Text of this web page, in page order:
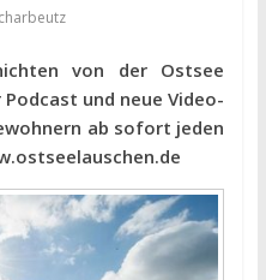
von der Ostsee
und neue Video-
ab sofort jeden